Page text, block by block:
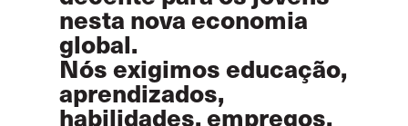
nesta nova economia
global.
Nós exigimos educação,
aprendizados,
habilidades, empregos,